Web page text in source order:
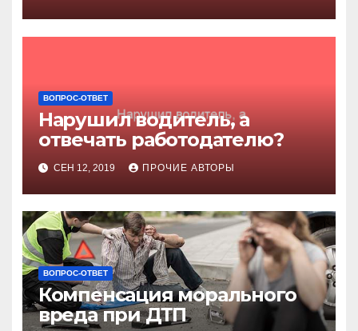
ВОПРОС-ОТВЕТ
Нарушил водитель, а
отвечать работодателю?
СЕН 12, 2019 ПРОЧИЕ АВТОРЫ
ВОПРОС-ОТВЕТ
Компенсация морального
вреда при ДТП